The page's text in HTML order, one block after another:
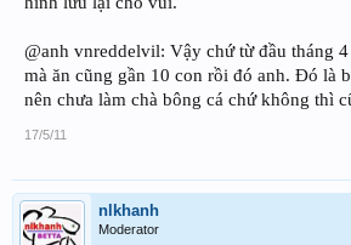
@anh vnreddelvil: Vậy chứ từ đầu tháng
mà ăn cũng gần 10 con rồi đó anh. Đó là
nên chưa làm chà bông cá chứ không thì
17/5/11
nlkhanh
Moderator